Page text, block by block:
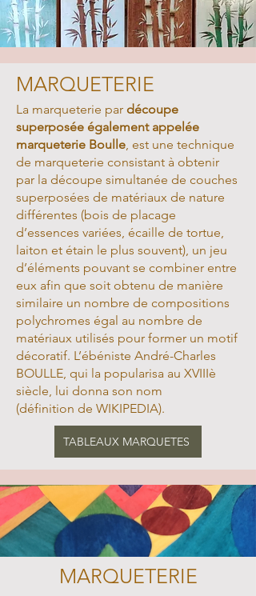
MARQUETERIE
La marqueterie par découpe
superposée également appelée
marqueterie Boulle, est une technique
de marqueterie consistant à obtenir
par la découpe simultanée de couches
superposées de matériaux de nature
différentes (bois de placage
d’essences variées, écaille de tortue,
laiton et étain le plus souvent), un jeu
d’éléments pouvant se combiner entre
eux afin que soit obtenu de manière
similaire un nombre de compositions
polychromes égal au nombre de
matériaux utilisés pour former un motif
décoratif. L’ébéniste André-Charles
BOULLE, qui la popularisa au XVIIIè
siècle, lui donna son nom
(définition de WIKIPEDIA).
TABLEAUX MARQUETES
MARQUETERIE